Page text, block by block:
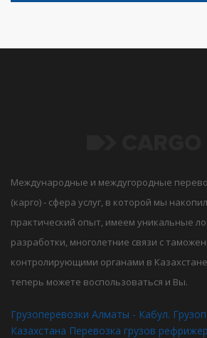
Международные и междугородные
(карго) - сфера услуг, в которой мы
практический опыт, имеем уникальные
разработки, многолетние связи с
контролирующими органами в
теперь можете воспользоваться и Вы.
Грузоперевозки Алматы - Кабул.
Казахстана Перевозка грузов